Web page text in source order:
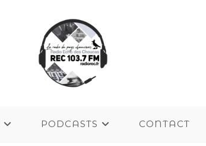
PODCASTS CONTACT